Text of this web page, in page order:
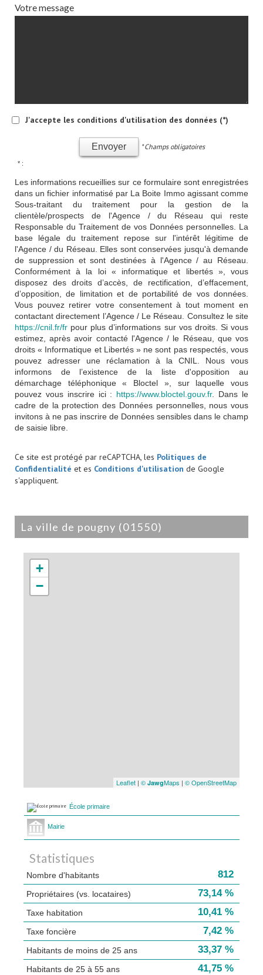
Votre message
J'accepte les conditions d'utilisation des données (*)
Envoyer * Champs obligatoires
* :
Les informations recueillies sur ce formulaire sont enregistrées
dans un fichier informatisé par La Boite Immo agissant comme
Sous-traitant du traitement pour la gestion de la
clientèle/prospects de l'Agence / du Réseau qui reste
Responsable du Traitement de vos Données personnelles. La
base légale du traitement repose sur l'intérêt légitime de
l'Agence / du Réseau. Elles sont conservées jusqu'à demande
de suppression et sont destinées à l'Agence / au Réseau.
Conformément à la loi « informatique et libertés », vous
disposez des droits d’accès, de rectification, d’effacement,
d’opposition, de limitation et de portabilité de vos données.
Vous pouvez retirer votre consentement à tout moment en
contactant directement l’Agence / Le Réseau. Consultez le site
https://cnil.fr/fr pour plus d’informations sur vos droits. Si vous
estimez, après avoir contacté l'Agence / le Réseau, que vos
droits « Informatique et Libertés » ne sont pas respectés, vous
pouvez adresser une réclamation à la CNIL. Nous vous
informons de l’existence de la liste d'opposition au
démarchage téléphonique « Bloctel », sur laquelle vous
pouvez vous inscrire ici : https://www.bloctel.gouv.fr. Dans le
cadre de la protection des Données personnelles, nous vous
invitons à ne pas inscrire de Données sensibles dans le champ
de saisie libre.
Ce site est protégé par reCAPTCHA, les Politiques de
Confidentialité et es Conditions d'utilisation de Google
s'appliquent.
la ville de pougny (01550)
+
−
Leaflet | © JawgMaps | © OpenStreetMap
École primaire
Mairie
Statistiques
Nombre d'habitants 812
Propriétaires (vs. locataires) 73,14 %
Taxe habitation 10,41 %
Taxe foncière 7,42 %
Habitants de moins de 25 ans 33,37 %
Habitants de 25 à 55 ans 41,75 %